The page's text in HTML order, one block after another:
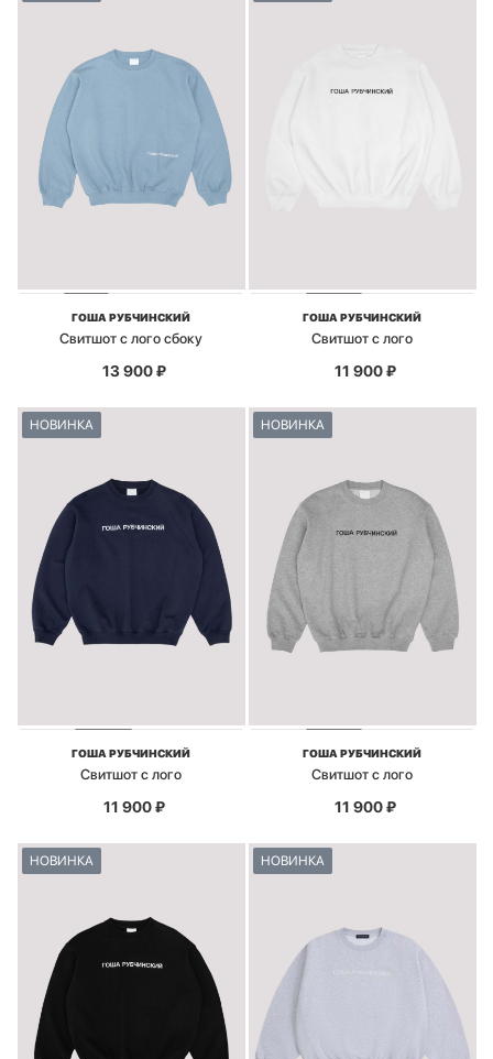
ГОША РУБЧИНСКИЙ
Свитшот с лого сбоку
13 900₽
ГОША РУБЧИНСКИЙ
Свитшот с лого
11 900₽
НОВИНКА
ГОША РУБЧИНСКИЙ
Свитшот с лого
11 900₽
НОВИНКА
ГОША РУБЧИНСКИЙ
Свитшот с лого
11 900₽
НОВИНКА НОВИНКА